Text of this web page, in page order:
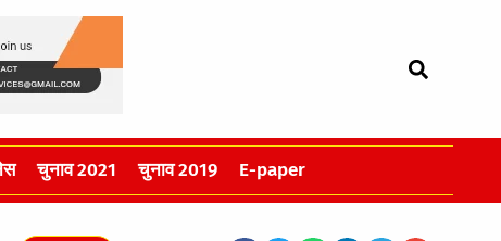
चुनाव 2021 चुनाव 2019 E-paper